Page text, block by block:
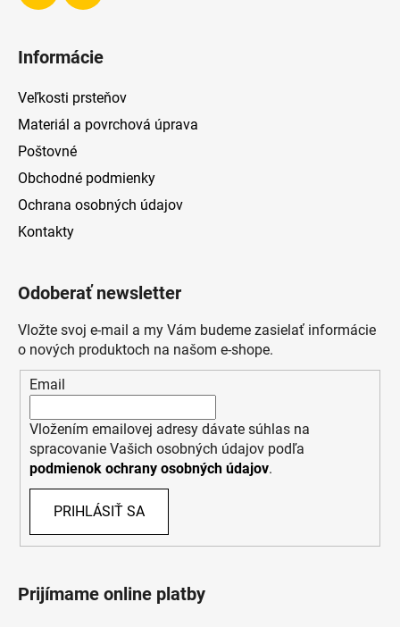
Informácie
Veľkosti prsteňov
Materiál a povrchová úprava
Poštovné
Obchodné podmienky
Ochrana osobných údajov
Kontakty
Odoberať newsletter
Vložte svoj e-mail a my Vám budeme zasielať informácie
o nových produktoch na našom e-shope.
Email
Vložením emailovej adresy dávate súhlas na
spracovanie Vašich osobných údajov podľa
podmienok ochrany osobných údajov.
PRIHLÁSIŤ SA
Prijímame online platby